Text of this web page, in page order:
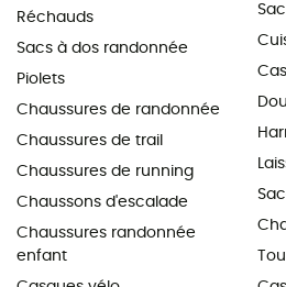
Réchauds
Sacs à dos randonnée
Piolets
Chaussures de randonnée
Chaussures de trail
Chaussures de running
Chaussons d'escalade
Chaussures randonnée
enfant